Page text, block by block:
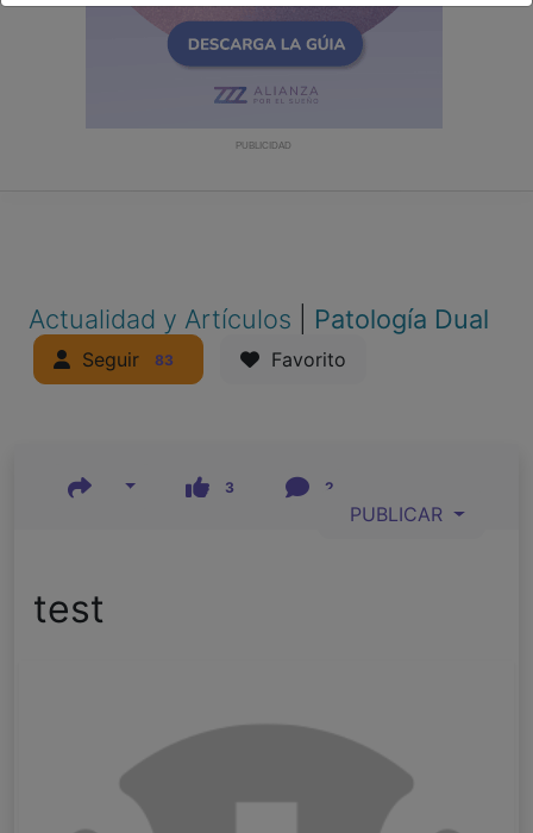
PUBLICIDAD
Actualidad y Artículos Patología Dual
Seguir 83 Favorito
3 2
PUBLICAR
test